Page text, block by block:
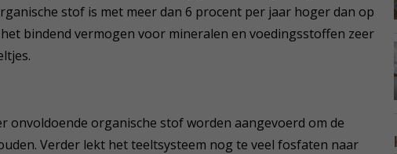
stof is met meer dan 6 procent per jaar hoger dan op
bindend vermogen voor mineralen en voedingsstoffen zeer
onvoldoende organische stof worden aangevoerd om de
Verder lekt het teeltsysteem nog te veel fosfaten naar